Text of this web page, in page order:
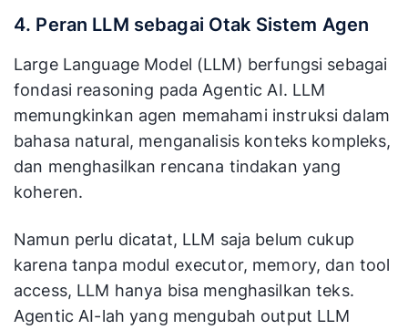
4. Peran LLM sebagai Otak Sistem Agen
Large Language Model (LLM) berfungsi sebagai
fondasi reasoning pada Agentic AI. LLM
memungkinkan agen memahami instruksi dalam
bahasa natural, menganalisis konteks kompleks,
dan menghasilkan rencana tindakan yang
koheren.
Namun perlu dicatat, LLM saja belum cukup
karena tanpa modul executor, memory, dan tool
access, LLM hanya bisa menghasilkan teks.
Agentic AI-lah yang mengubah output LLM